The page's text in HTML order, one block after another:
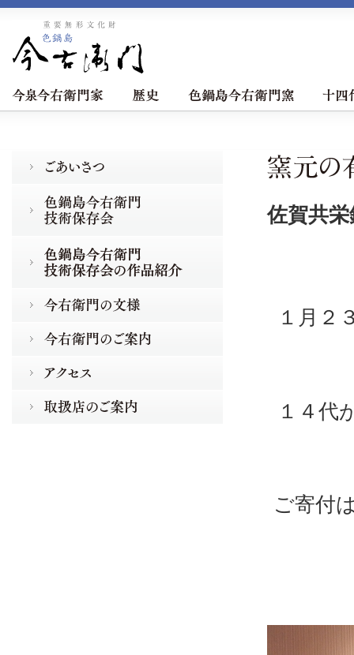
佐賀共
１月２
１４代
ご寄付